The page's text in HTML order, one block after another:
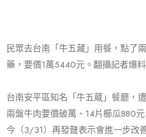
民眾去台南「牛五藏」用餐，點了
藥，要價1萬5440元。翻攝記者爆
台南安平區知名「牛五蔵」餐廳，
兩盤牛肉要價破萬、14片櫛瓜880
今（3/31）再發聲表示會進一步改